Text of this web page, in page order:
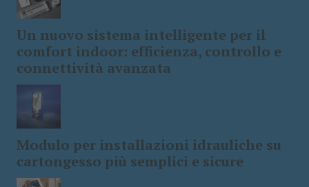
Un nuovo sistema intelligente per il
comfort indoor: efficienza, controllo e
connettività avanzata
Modulo per installazioni idrauliche su
cartongesso più semplici e sicure